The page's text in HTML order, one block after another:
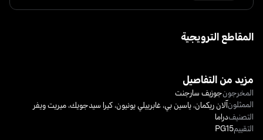
المقاطع الترويجية
مزيد من التفاصيل
المخرجونجوزيف سارجنت
الممثلونآلان ريكمان،ياسين بي،غابرييلي يونيون،كيرا سيدجويك،ميريت ويفر
التصنيفدراما
التقييمPG15